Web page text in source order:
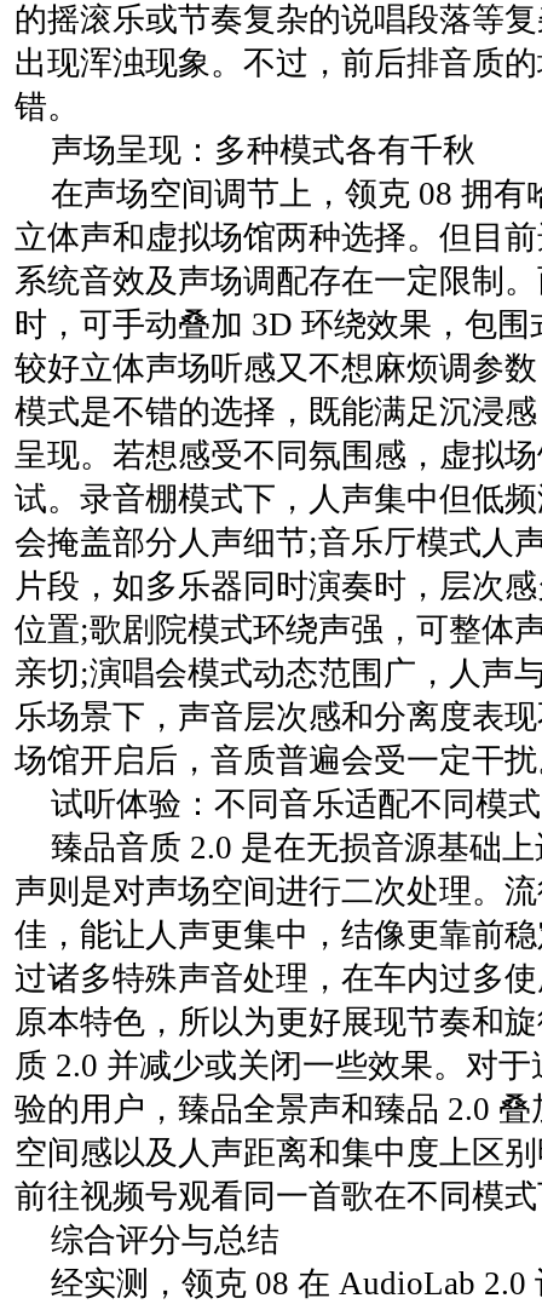
的摇滚乐或节奏复杂的说唱段落等
出现浑浊现象。不过，前后排音质
错。
声场呈现：多种模式各有千秋
在声场空间调节上，领克 08 拥有
立体声和虚拟场馆两种选择。但目
系统音效及声场调配存在一定限制
时，可手动叠加 3D 环绕效果，包
较好立体声场听感又不想麻烦调参
模式是不错的选择，既能满足沉浸
呈现。若想感受不同氛围感，虚拟
试。录音棚模式下，人声集中但低
会掩盖部分人声细节;音乐厅模式人
片段，如多乐器同时演奏时，层次
位置;歌剧院模式环绕声强，可整体
亲切;演唱会模式动态范围广，人声
乐场景下，声音层次感和分离度表
场馆开启后，音质普遍会受一定干
试听体验：不同音乐适配不同模式
臻品音质 2.0 是在无损音源基础
声则是对声场空间进行二次处理。
佳，能让人声更集中，结像更靠前
过诸多特殊声音处理，在车内过多
原本特色，所以为更好展现节奏和
质 2.0 并减少或关闭一些效果。对
验的用户，臻品全景声和臻品 2.0
空间感以及人声距离和集中度上区
前往视频号观看同一首歌在不同模
综合评分与总结
经实测，领克 08 在 AudioLab